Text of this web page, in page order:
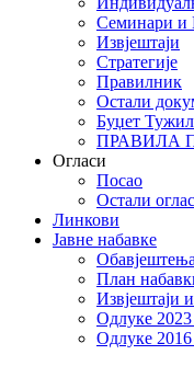
Семинари и
Извјештаји
Стратегије
Правилник
Остали
Буџет
ПРАВИЛА
Огласи
Посао
Остали
Линкови
Јавне набавке
План
Извјештаји
Одлуке
Одлуке 2016